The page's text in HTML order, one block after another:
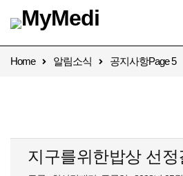
Home 알림소식 공지사항Page 5
지구를위한밥상 선정